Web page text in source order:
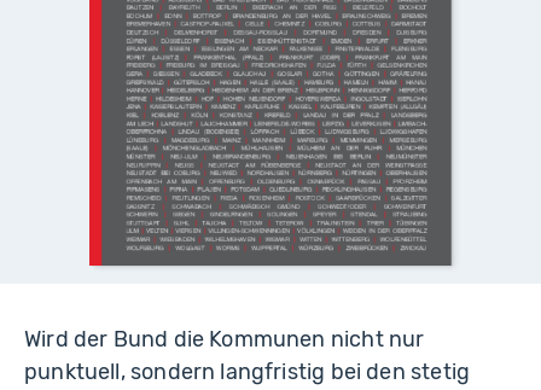
Wird der Bund die Kommunen nicht nur
punktuell, sondern langfristig bei den stetig